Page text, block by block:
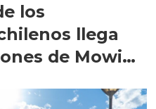
los
llega
de Mowi